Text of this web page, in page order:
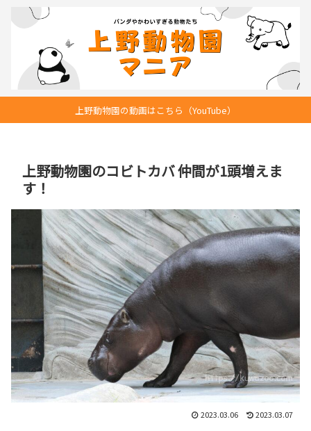
上野動物園の動画はこちら（YouTube）
上野動物園のコビトカバ 仲間が1頭増えま
す！
2023.03.06 2023.03.07